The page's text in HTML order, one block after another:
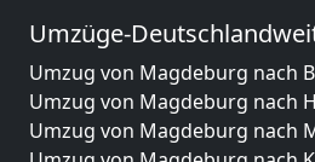
Umzüge-
Umzug von Magdeburg nach
Umzug von Magdeburg nach
Umzug von Magdeburg nach